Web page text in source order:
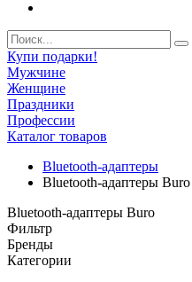
Купи подарки!
Мужчине
Женщине
Праздники
Профессии
Каталог товаров
Bluetooth-адаптеры
Bluetooth-адаптеры Buro
Bluetooth-адаптеры Buro
Фильтр
Бренды
Категории